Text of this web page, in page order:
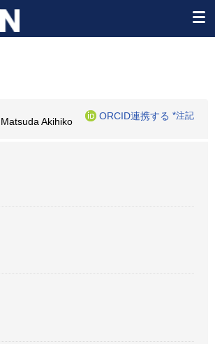
Matsuda Akihiko
ORCID連携する *注記